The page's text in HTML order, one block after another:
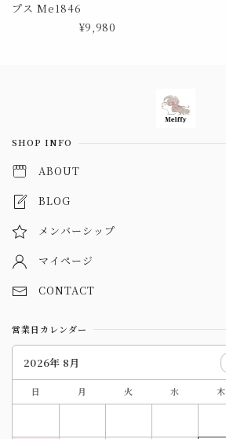
プス Me1846
¥9,980
SHOP INFO
ABOUT
BLOG
メンバーシップ
マイページ
CONTACT
営業日カレンダー
2026年 8月
日 月 火 水 木